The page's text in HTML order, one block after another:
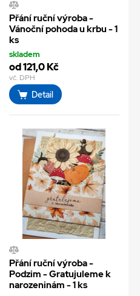
Přání ruční výroba -
Vánoční pohoda u krbu - 1
ks
skladem
od 121,0 Kč
vč. DPH
Detail
Přání ruční výroba -
Podzim - Gratujuleme k
narozeninám - 1 ks